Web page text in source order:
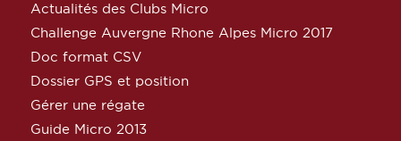
Actualités des Clubs Micro
Challenge Auvergne Rhone Alpes Micro 2017
Doc format CSV
Dossier GPS et position
Gérer une régate
Guide Micro 2013